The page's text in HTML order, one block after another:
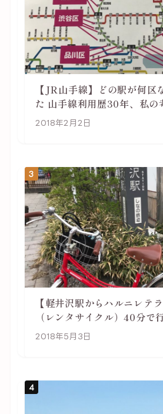
【JR山手線】どの駅が何区
た 山手線利用歴30年、私の
2018年2月2日
3
【軽井沢駅からハルニレテ
（レンタサイクル）40分で
行は自転車利用がおススメ
2018年5月3日
4